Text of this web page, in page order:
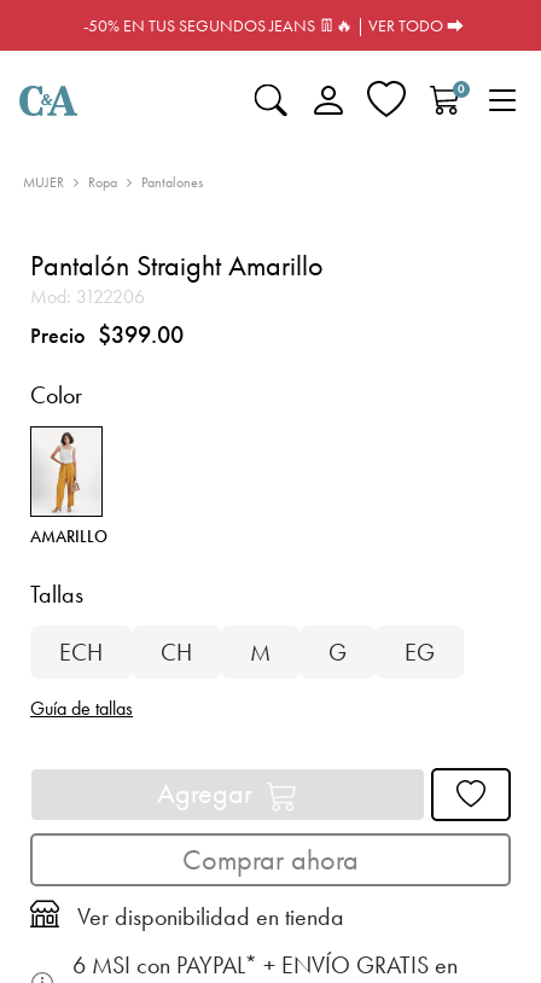
-50% EN TUS SEGUNDOS JEANS 👖🔥 | VER TODO ⮕
0
MUJER Ropa Pantalones
Pantalón Straight Amarillo
Mod: 3122206
Precio $399.00
Color
AMARILLO
Tallas
ECH
CH M G EG
Guía de tallas
Agregar
Comprar ahora
Ver disponibilidad en tienda
6 MSI con PAYPAL* + ENVÍO GRATIS en